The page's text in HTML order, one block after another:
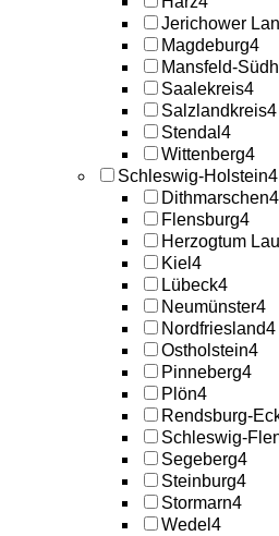
Jerichower
Magdeburg4
Mansfeld-
Saalekreis4
Salzlandkreis4
Stendal 4
Wittenberg4
Schleswig-Holstein4
Dithmarschen4
Flensburg4
Herzogtum
Kiel 4
Lübeck4
Neumünster4
Nordfriesland4
Ostholstein4
Pinneberg4
Plön4
Rendsburg-
Schleswig-
Segeberg4
Steinburg4
Stormarn4
Wedel 4